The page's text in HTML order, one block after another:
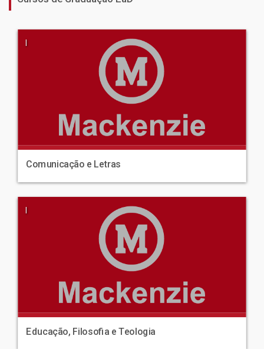
|
Comunicação e Letras
|
Educação, Filosofia e Teologia